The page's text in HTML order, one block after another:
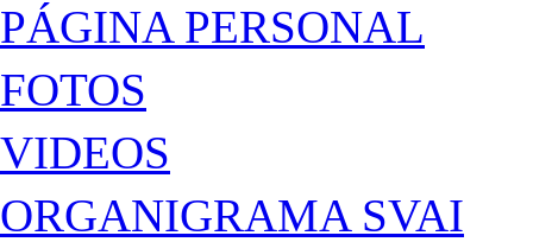
PÁGINA PERSONAL
FOTOS
VIDEOS
ORGANIGRAMA SVAI